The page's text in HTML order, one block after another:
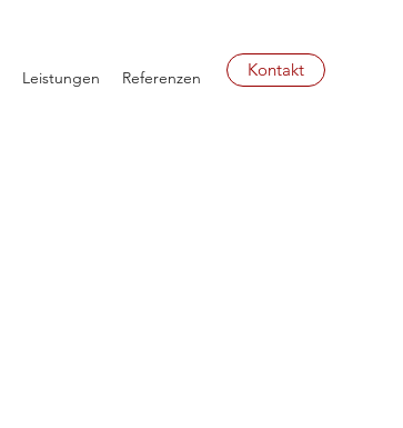
Leistungen Referenzen Kontakt